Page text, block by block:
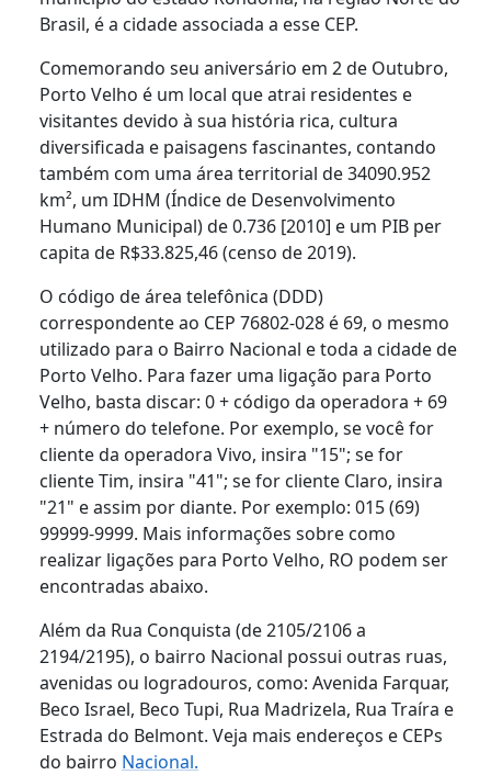
Brasil, é a cidade associada a esse CEP.
Comemorando seu aniversário em 2 de Outubro,
Porto Velho é um local que atrai residentes e
visitantes devido à sua história rica, cultura
diversificada e paisagens fascinantes, contando
também com uma área territorial de 34090.952
km², um IDHM (Índice de Desenvolvimento
Humano Municipal) de 0.736 [2010] e um PIB per
capita de R$33.825,46 (censo de 2019).
O código de área telefônica (DDD)
correspondente ao CEP 76802-028 é 69, o mesmo
utilizado para o Bairro Nacional e toda a cidade de
Porto Velho. Para fazer uma ligação para Porto
Velho, basta discar: 0 + código da operadora + 69
+ número do telefone. Por exemplo, se você for
cliente da operadora Vivo, insira "15"; se for
cliente Tim, insira "41"; se for cliente Claro, insira
"21" e assim por diante. Por exemplo: 015 (69)
99999-9999. Mais informações sobre como
realizar ligações para Porto Velho, RO podem ser
encontradas abaixo.
Além da Rua Conquista (de 2105/2106 a
2194/2195), o bairro Nacional possui outras ruas,
avenidas ou logradouros, como: Avenida Farquar,
Beco Israel, Beco Tupi, Rua Madrizela, Rua Traíra e
Estrada do Belmont. Veja mais endereços e CEPs
do bairro Nacional.